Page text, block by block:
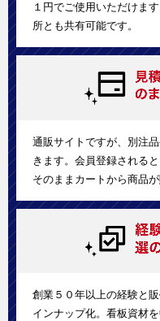
１円でご使用いただけま
所とも共有可能です。
通販サイトですが、別注
きます。会員登録される
そのままカートから商品
創業５０年以上の経験と
インナップ化。看板資材